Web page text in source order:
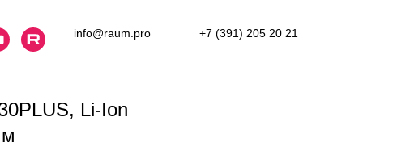
info@raum.pro +7 (391) 205 20 21
Li-Ion